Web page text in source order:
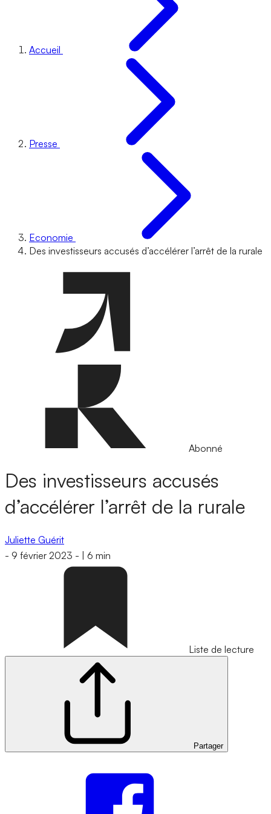
Accueil
Presse
Economie
Des investisseurs accusés d’accélérer l’arrêt de la rurale
Abonné
Des investisseurs accusés
d’accélérer l’arrêt de la rurale
Juliette Guérit
- 9 février 2023 - 6 min
Liste de lecture
Partager